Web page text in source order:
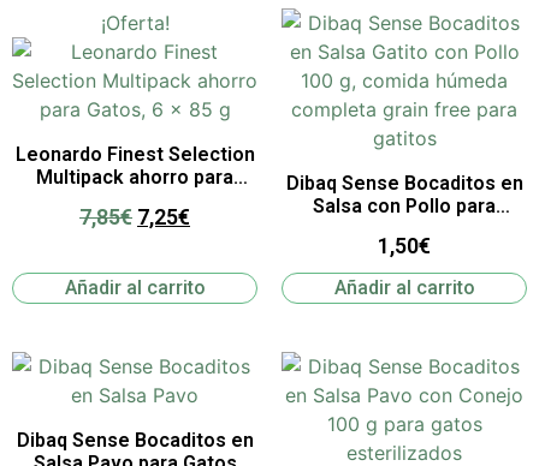
¡Oferta!
Leonardo Finest Selection
Multipack ahorro para
7,85€ 7,25€
Añadir al carrito
Dibaq Sense Bocaditos en
Salsa con Pollo para
1,50€
Añadir al carrito
Dibaq Sense Bocaditos en